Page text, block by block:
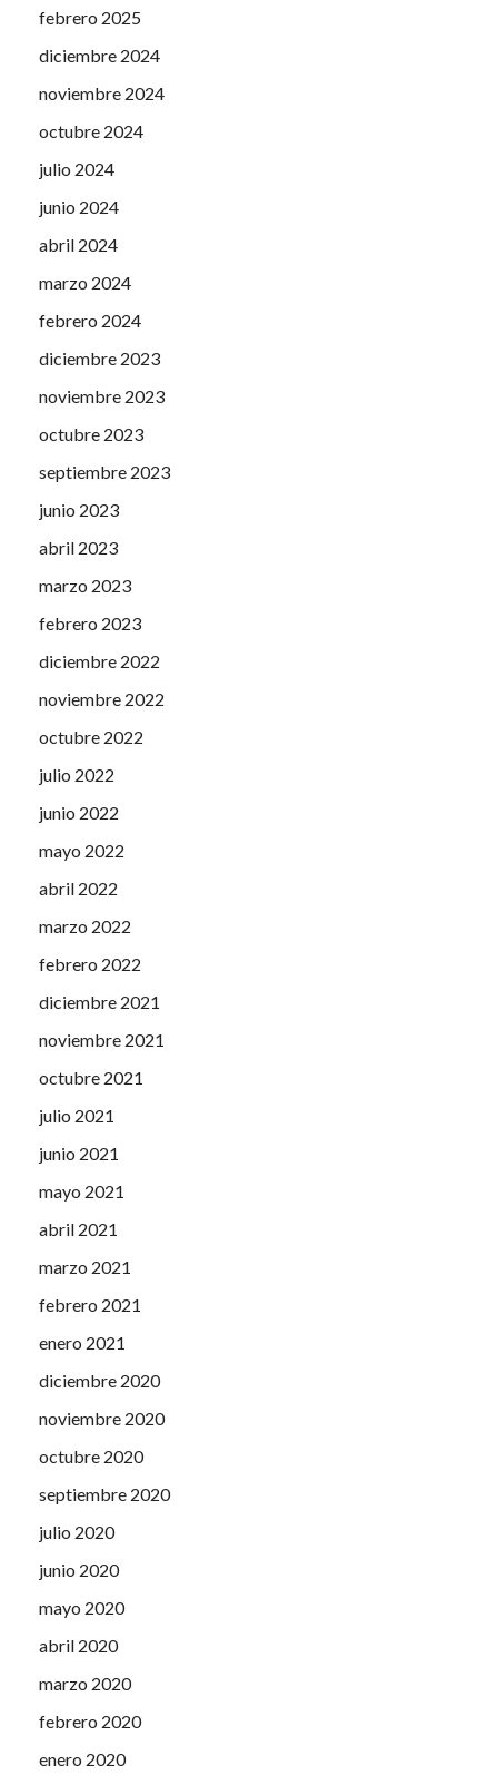
febrero 2025
diciembre 2024
noviembre 2024
octubre 2024
julio 2024
junio 2024
abril 2024
marzo 2024
febrero 2024
diciembre 2023
noviembre 2023
octubre 2023
septiembre 2023
junio 2023
abril 2023
marzo 2023
febrero 2023
diciembre 2022
noviembre 2022
octubre 2022
julio 2022
junio 2022
mayo 2022
abril 2022
marzo 2022
febrero 2022
diciembre 2021
noviembre 2021
octubre 2021
julio 2021
junio 2021
mayo 2021
abril 2021
marzo 2021
febrero 2021
enero 2021
diciembre 2020
noviembre 2020
octubre 2020
septiembre 2020
julio 2020
junio 2020
mayo 2020
abril 2020
marzo 2020
febrero 2020
enero 2020